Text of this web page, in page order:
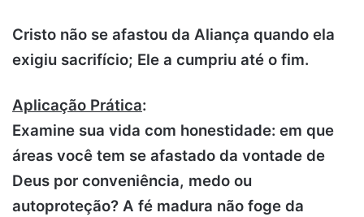
Cristo não se afastou da Aliança quando ela
exigiu sacrifício; Ele a cumpriu até o fim.
Aplicação Prática:
Examine sua vida com honestidade: em que
áreas você tem se afastado da vontade de
Deus por conveniência, medo ou
autoproteção? A fé madura não foge da